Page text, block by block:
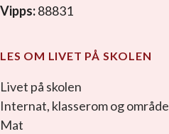
Vipps:88831
LES OM LIVET PÅ SKOLEN
Livet på skolen
Internat, klasserom og område
Mat